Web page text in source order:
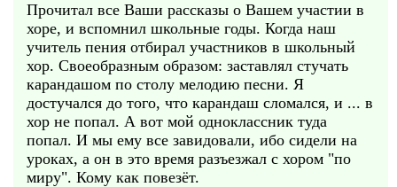
Прочитал все Ваши рассказы о Вашем участии в
хоре, и вспомнил школьные годы. Когда наш
учитель пения отбирал участников в школьный
хор. Своеобразным образом: заставлял стучать
карандашом по столу мелодию песни. Я
достучался до того, что карандаш сломался, и ... в
хор не попал. А вот мой одноклассник туда
попал. И мы ему все завидовали, ибо сидели на
уроках, а он в это время разъезжал с хором "по
миру". Кому как повезёт.